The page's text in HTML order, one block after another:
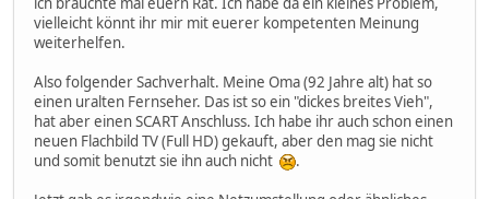
vielleicht könnt ihr mir mit euerer kompetenten Meinung
weiterhelfen.
Also folgender Sachverhalt. Meine Oma (92 Jahre alt) hat so
einen uralten Fernseher. Das ist so ein "dickes breites Vieh",
hat aber einen SCART Anschluss. Ich habe ihr auch schon einen
neuen Flachbild TV (Full HD) gekauft, aber den mag sie nicht
und somit benutzt sie ihn auch nicht
.